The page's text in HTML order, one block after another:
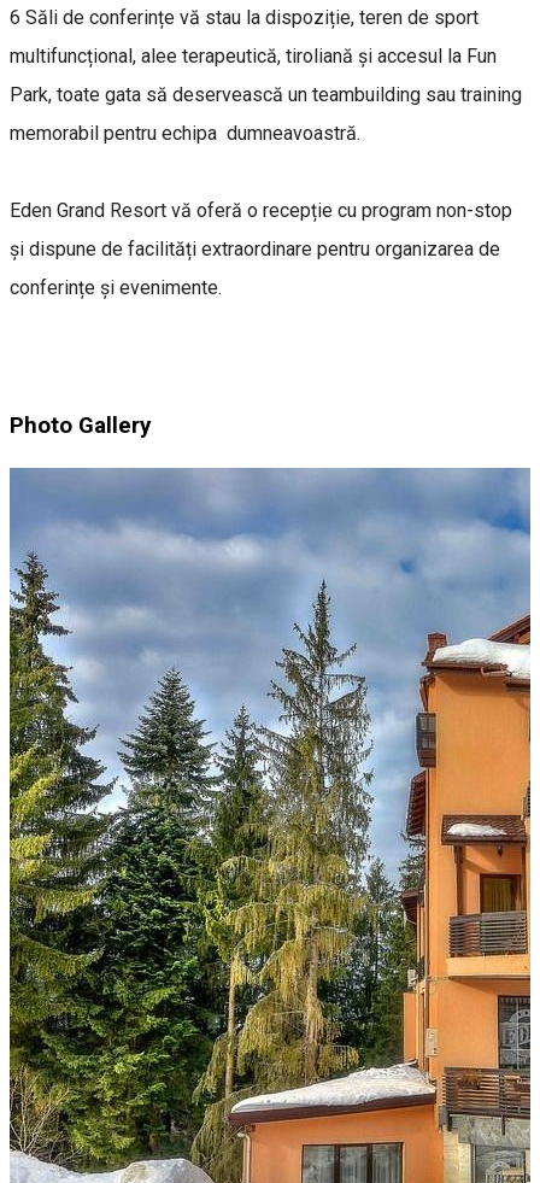
6 Săli de conferințe vă stau la dispoziție, teren de sport
multifuncțional, alee terapeutică, tiroliană și accesul la Fun
Park, toate gata să deservească un teambuilding sau training
memorabil pentru echipa dumneavoastră.
Eden Grand Resort vă oferă o recepție cu program non-stop
și dispune de facilități extraordinare pentru organizarea de
conferințe și evenimente.
Photo Gallery